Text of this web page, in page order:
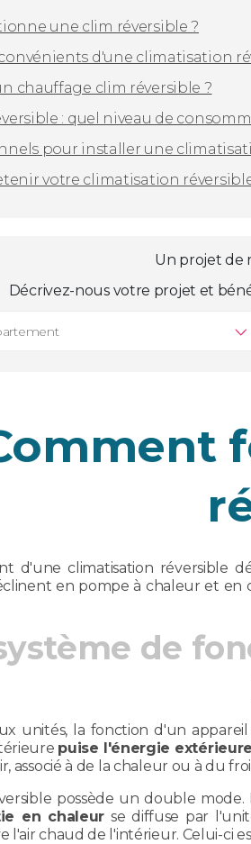
une clim réversible ?
d'une climatisation
chauffage clim réversible ?
: quel niveau de
pour installer une
votre climatisation
Un projet de
Décrivez-nous votre projet et
d'une climatisation réversible
en pompe à chaleur et
de
unités, la fonction d'un
puise l'énergie
associé à de la chaleur ou à du
possède un double
en chaleur se diffuse par
l'air chaud de l'intérieur. Celui-ci